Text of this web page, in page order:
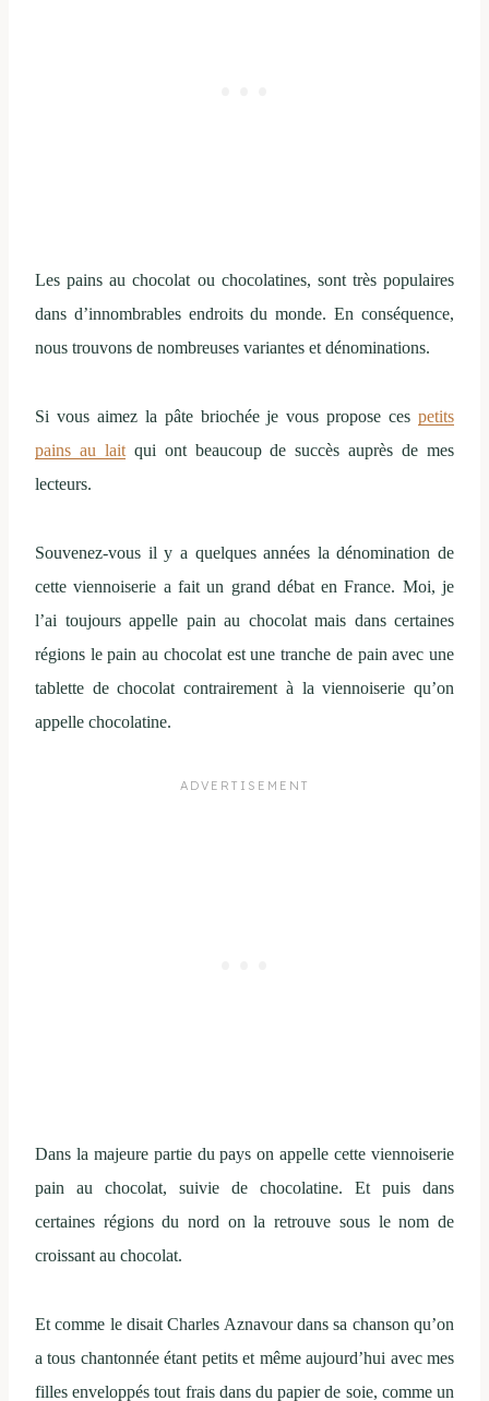
Les pains au chocolat ou chocolatines, sont très populaires
dans d’innombrables endroits du monde. En conséquence,
nous trouvons de nombreuses variantes et dénominations.
Si vous aimez la pâte briochée je vous propose ces petits
pains au laitqui ont beaucoup de succès auprès de mes
lecteurs.
Souvenez-vous il y a quelques années la dénomination de
cette viennoiserie a fait un grand débat en France. Moi, je
l’ai toujours appelle pain au chocolat mais dans certaines
régions le pain au chocolat est une tranche de pain avec une
tablette de chocolat contrairement à la viennoiserie qu’on
appelle chocolatine.
Dans la majeure partie du pays on appelle cette viennoiserie
pain au chocolat, suivie de chocolatine. Et puis dans
certaines régions du nord on la retrouve sous le nom de
croissant au chocolat.
Et comme le disait Charles Aznavour dans sa chanson qu’on
a tous chantonnée étant petits et même aujourd’hui avec mes
filles enveloppés tout frais dans du papier de soie, comme un